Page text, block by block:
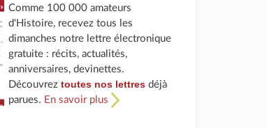
Comme 100 000 amateurs
d'Histoire, recevez tous les
dimanches notre lettre électronique
gratuite : récits, actualités,
anniversaires, devinettes.
Découvreztoutes nos lettres déjà
parues. En savoir plus